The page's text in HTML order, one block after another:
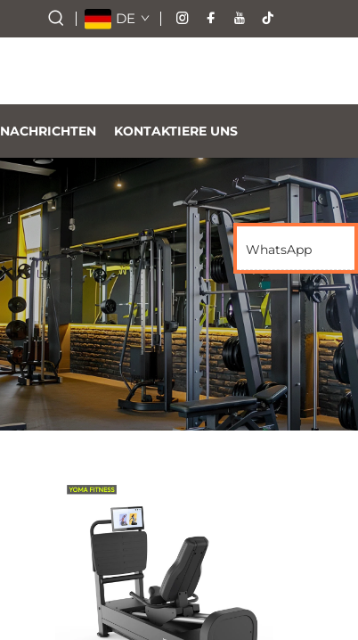
DE
NACHRICHTEN KONTAKTIERE UNS
WhatsApp